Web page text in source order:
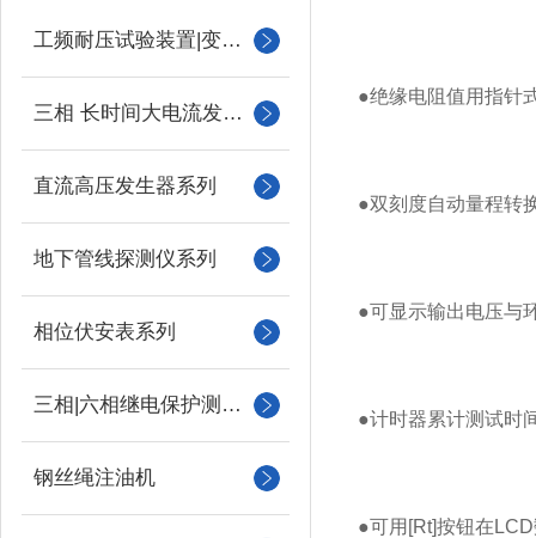
工频耐压试验装置|变压器
三相 长时间大电流发生器
直流高压发生器系列
地下管线探测仪系列
相位伏安表系列
三相|六相继电保护测试仪
钢丝绳注油机
●绝缘电阻值用指针
●双刻度自动量程转
●可显示输出电压与
●计时器累计测试时
●可用[Rt]按钮在